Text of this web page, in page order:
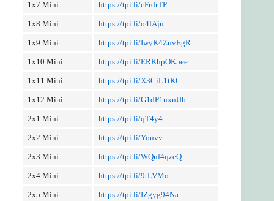
1x7 Mini https://tpi.li/cFrdrTP
1x8 Mini https://tpi.li/o4fAju
1x9 Mini https://tpi.li/IwyK4ZnvEgR
1x10 Mini https://tpi.li/ERKhpOK5ee
1x11 Mini https://tpi.li/X3CiL1tKC
1x12 Mini https://tpi.li/G1dP1uxnUb
2x1 Mini https://tpi.li/qT4y4
2x2 Mini https://tpi.li/Youvv
2x3 Mini https://tpi.li/WQuf4qzeQ
2x4 Mini https://tpi.li/9tLVMo
2x5 Mini https://tpi.li/IZgyg94Na